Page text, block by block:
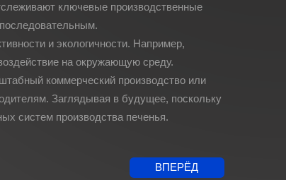
ключевые производственные
и экологичности. Например,
на окружающую среду.
коммерческий производство или
Заглядывая в будущее, поскольку
систем производства печенья.
ВПЕРЁД